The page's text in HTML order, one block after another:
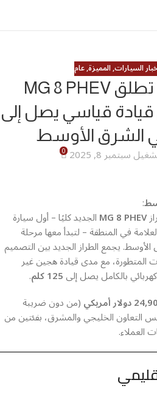
السيارات,المميزة,عام
’إم جي موتور‘ تطلق MG 8 PHEV
قيادة قياسي يصل إلى
سبتمبر 8, 2025 0
:
MG 8 PHEVالجديد كليًا – أول سيارة
في المنطقة – لتبدأ معها مرحلة
يجمع الطراز الجديد بين التصميم
المتطورة، مع مدى قيادة هجين غير
بالكامل يصل إلى125 كلم
.
دولار أمريكي (من دون ضريبة
التعاون الخليجي والمشرق، بفئتين من
العملاء.